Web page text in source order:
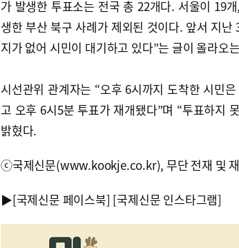
가 발생한 투표소는 전국 총 22개다. 서울이 19
생한 부산 북구 사례가 제외된 것이다. 앞서 지
지가 없어 시민이 대기하고 있다”는 글이 올라오
시선관위 관계자는 “오후 6시까지 도착한 시민
고 오후 6시5분 투표가 재개됐다”며 “투표하지
밝혔다.
ⓒ국제신문(www.kookje.co.kr), 무단 전재 및
▶[국제신문 페이스북] [국제신문 인스타그램]